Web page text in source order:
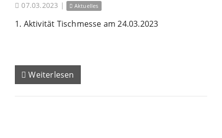
07.03.2023 | Aktuelles
1. Aktivität Tischmesse am 24.03.2023
Weiterlesen